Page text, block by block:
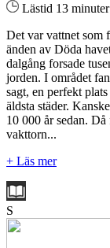
Lästid 13 minuter
Det var vattnet som
änden av Döda
dalgång forsade
jorden. I området
sagt, en perfekt
äldsta städer.
10 000 år sedan.
vakttorn...
+ Läs mer
S